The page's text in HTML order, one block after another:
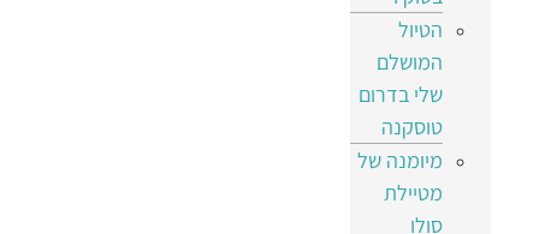
הטיול
המושלם
שלי בדרום
טוסקנה
מיומנה של
מטיילת
סולו